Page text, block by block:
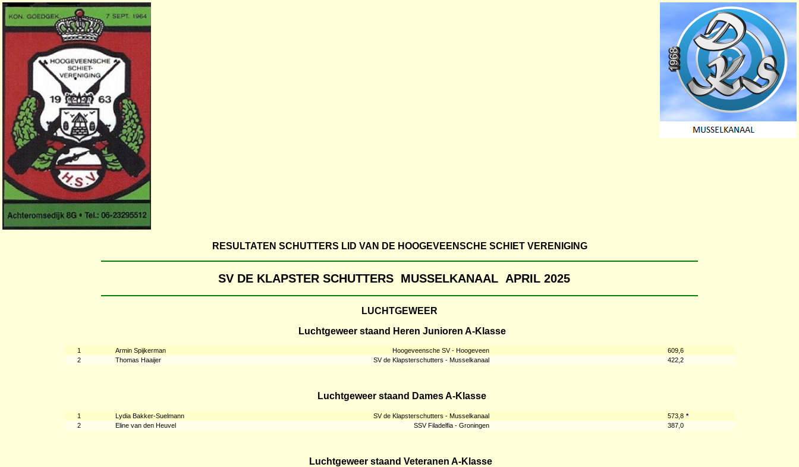
RESULTATEN SCHUTTERS LID VAN DE HOOGEVEENSCHE SCHIET VERENIGING
SV DE KLAPSTER SCHUTTERS MUSSELKANAAL APRIL 2025
LUCHTGEWEER
Luchtgeweer staand Heren Junioren A-Klasse
1 Armin Spijkerman Hoogeveensche SV - Hoogeveen
609,6
2
Thomas Haaijer SV de Klapsterschutters - Musselkanaal 422,2
Luchtgeweer staand Dames A-Klasse
1 Lydia Bakker-Suelmann SV de Klapsterschutters - Musselkanaal 573,8 *
2
Eline van den Heuvel SSV Filadelfia - Groningen 387,0
Luchtgeweer staand Veteranen A-Klasse